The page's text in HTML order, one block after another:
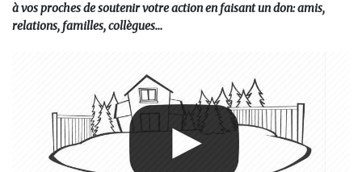
à vos proches de soutenir votre action en faisant un don: amis,
relations, familles, collègues…